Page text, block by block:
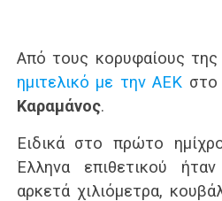
Από τους κορυφαίους
ημιτελικό με την ΑΕΚ
Καραμάνος.
Ειδικά στο πρώτο
Έλληνα επιθετικού
αρκετά χιλιόμετρα,